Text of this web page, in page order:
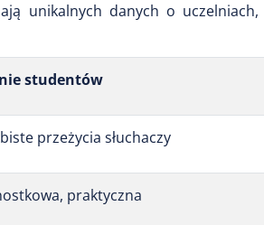
unikalnych danych o
studentów
przeżycia słuchaczy
praktyczna